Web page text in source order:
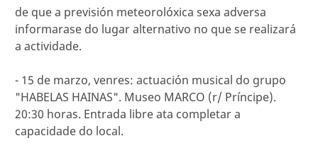
de que a previsión meteorolóxica sexa adversa
informarase do lugar alternativo no que se realizará
a actividade.
- 15 de marzo, venres: actuación musical do grupo
"HABELAS HAINAS". Museo MARCO (r/ Príncipe).
20:30 horas. Entrada libre ata completar a
capacidade do local.